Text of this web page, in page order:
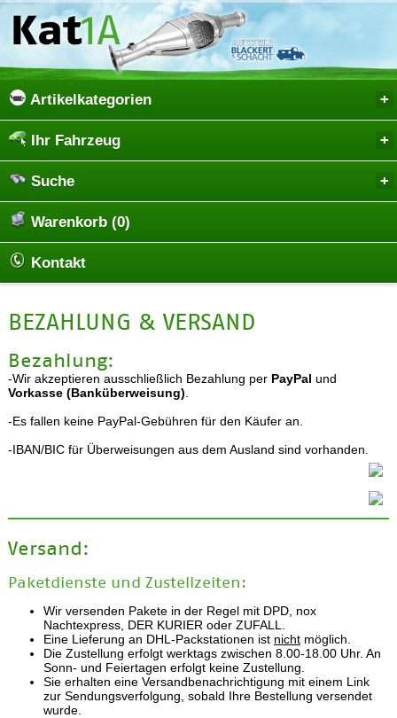
Artikelkategorien
Ihr Fahrzeug
Suche
Warenkorb (0)
Kontakt
BEZAHLUNG & VERSAND
Bezahlung:
-Wir akzeptieren ausschließlich Bezahlung per PayPal und
Vorkasse (Banküberweisung)
-Es fallen keine PayPal-Gebühren für den Käufer an.
-IBAN/BIC für Überweisungen aus dem Ausland sind vorhanden.
Versand:
Paketdienste und Zustellzeiten:
Wir versenden Pakete in der Regel mit DPD, nox
Nachtexpress, DER KURIER oder ZUFALL.
Eine Lieferung an DHL-Packstationen ist nichtmöglich.
Die Zustellung erfolgt werktags zwischen 8.00-18.00 Uhr. An
Sonn- und Feiertagen erfolgt keine Zustellung.
Sie erhalten eine Versandbenachrichtigung mit einem Link
zur Sendungsverfolgung, sobald Ihre Bestellung versendet
wurde.